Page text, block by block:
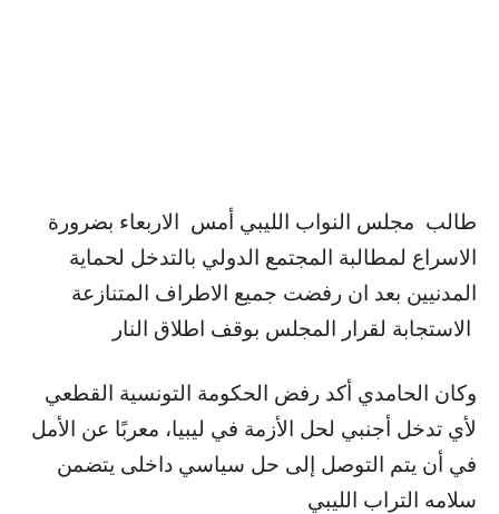
طالب مجلس النواب الليبي أمس الاربعاء بضرورة
الاسراع لمطالبة المجتمع الدولي بالتدخل لحماية
المدنيين بعد ان رفضت جميع الاطراف المتنازعة
وكان الحامدي أكد رفض الحكومة التونسية القطعي
لأي تدخل أجنبي لحل الأزمة في ليبيا، معربًا عن الأمل
في أن يتم التوصل إلى حل سياسي داخلى يتضمن
سلامه التراب الليبي